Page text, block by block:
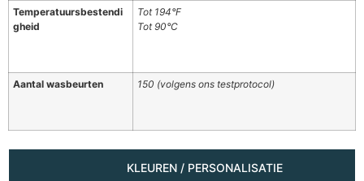
Temperatuursbestendi
gheid
Tot 194°F
Tot 90°C
Aantal wasbeurten 150 (volgens ons testprotocol)
KLEUREN / PERSONALISATIE